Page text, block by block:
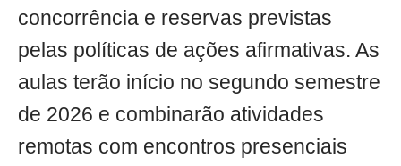
concorrência e reservas previstas
pelas políticas de ações afirmativas. As
aulas terão início no segundo semestre
de 2026 e combinarão atividades
remotas com encontros presenciais